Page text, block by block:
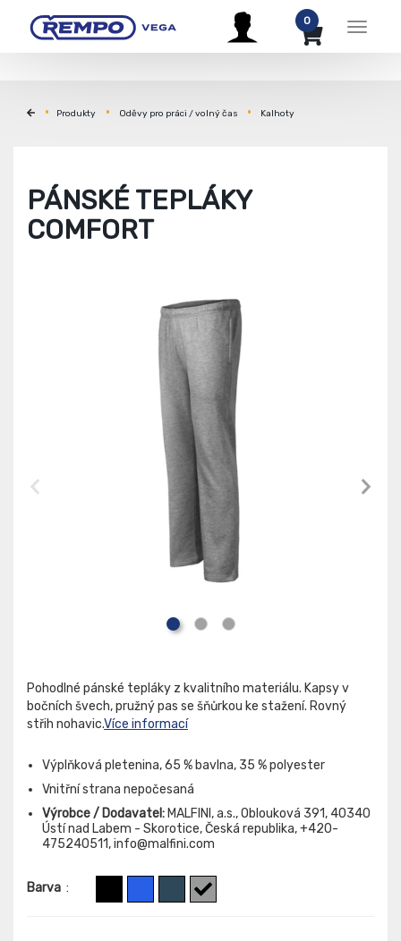
Menu
0
Produkty Oděvy pro práci / volný čas Kalhoty
PÁNSKÉ TEPLÁKY
COMFORT
Pohodlné pánské tepláky z kvalitního materiálu. Kapsy v
bočních švech, pružný pas se šňůrkou ke stažení. Rovný
střih nohavic.Více informací
Výplňková pletenina, 65 % bavlna, 35 % polyester
Vnitřní strana nepočesaná
Výrobce / Dodavatel: MALFINI, a.s., Oblouková 391, 40340
Ústí nad Labem - Skorotice, Česká republika, +420-
475240511, info@malfini.com
Barva :